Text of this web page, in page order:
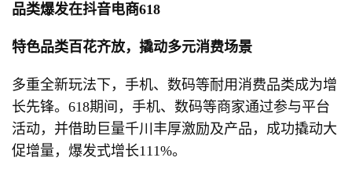
品类爆发在抖音电商618
特色品类百花齐放，撬动多元消费场景
多重全新玩法下，手机、数码等耐用消费品类成为增
长先锋。618期间，手机、数码等商家通过参与平台
活动，并借助巨量千川丰厚激励及产品，成功撬动大
促增量，爆发式增长111%。